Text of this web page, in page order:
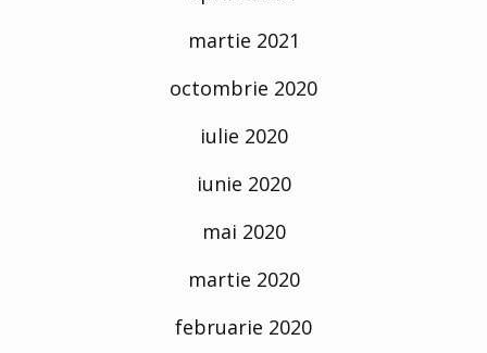
martie 2021
octombrie 2020
iulie 2020
iunie 2020
mai 2020
martie 2020
februarie 2020